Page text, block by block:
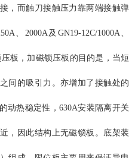
，而触刀接触压力靠两端接触弹
、2000A及GN19-12C/1000A、
板，加磁锁压板的目的是，当短
间的吸引力。亦增加了接触处的
动热稳定性，630A安装隔离开关
，因此结构上无磁锁板。底架装